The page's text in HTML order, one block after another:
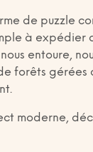
de puzzle
à expédier
entoure,
forêts
moderne,